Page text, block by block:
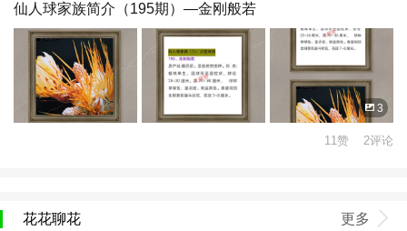
仙人球家族简介（195期）—金刚般若
3
11赞 2评论
花花聊花 更多